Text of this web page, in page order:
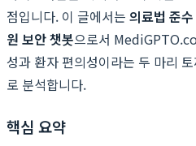
점입니다. 이 글에서는 의료법 준
원 보안 챗봇으로서
성과 환자 편의성이라는 두 마리
로 분석합니다.
핵심 요약